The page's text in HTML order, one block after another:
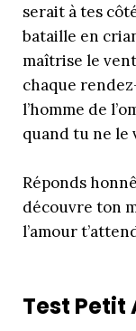
serait à tes
bataille en
maîtrise le
chaque
l’homme de
quand tu ne le
Réponds
découvre ton
l’amour
Test Petit